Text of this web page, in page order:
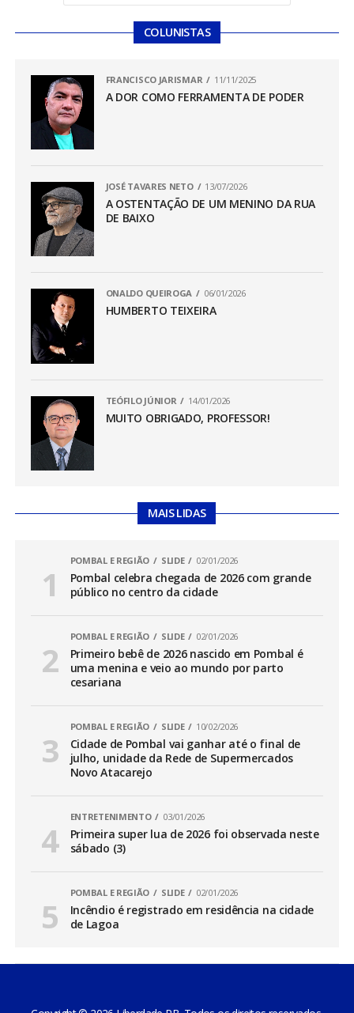
COLUNISTAS
FRANCISCO JARISMAR 11/11/2025
A DOR COMO FERRAMENTA DE PODER
JOSÉ TAVARES NETO 13/07/2026
A OSTENTAÇÃO DE UM MENINO DA RUA
DE BAIXO
ONALDO QUEIROGA 06/01/2026
HUMBERTO TEIXEIRA
TEÓFILO JÚNIOR 14/01/2026
MUITO OBRIGADO, PROFESSOR!
MAIS LIDAS
POMBAL E REGIÃO SLIDE 02/01/2026
Pombal celebra chegada de 2026 com grande
público no centro da cidade
POMBAL E REGIÃO SLIDE 02/01/2026
Primeiro bebê de 2026 nascido em Pombal é
uma menina e veio ao mundo por parto
cesariana
POMBAL E REGIÃO SLIDE 10/02/2026
Cidade de Pombal vai ganhar até o final de
julho, unidade da Rede de Supermercados
Novo Atacarejo
ENTRETENIMENTO 03/01/2026
Primeira super lua de 2026 foi observada neste
sábado (3)
POMBAL E REGIÃO SLIDE 02/01/2026
Incêndio é registrado em residência na cidade
de Lagoa